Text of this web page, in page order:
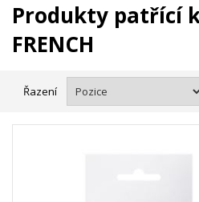
Produkty patřící
FRENCH
Řazení